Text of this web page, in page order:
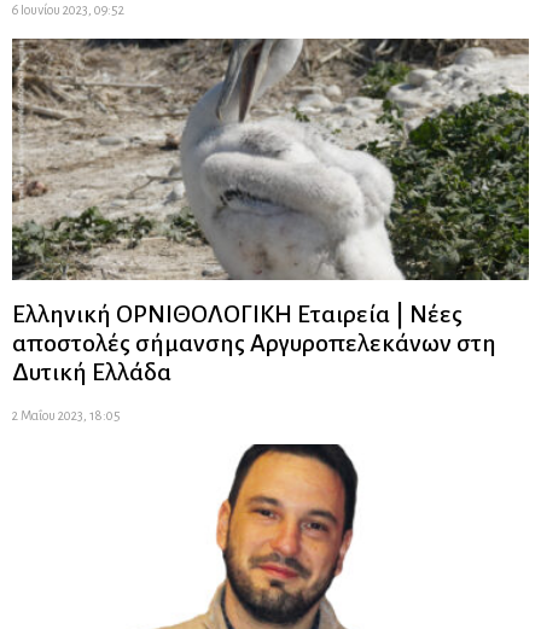
6 Ιουνίου 2023, 09:52
Ελληνική ΟΡΝΙΘΟΛΟΓΙΚΗ Εταιρεία | Νέες
αποστολές σήμανσης Αργυροπελεκάνων στη
Δυτική Ελλάδα
2 Μαΐου 2023, 18:05